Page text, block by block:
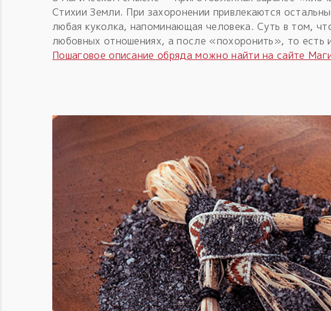
Стихии Земли. При захоронении привлекаются
любая куколка, напоминающая человека. Суть в том,
любовных отношениях, а после «похоронить», то есть
Пошаговое описание обряда можно найти на сайте